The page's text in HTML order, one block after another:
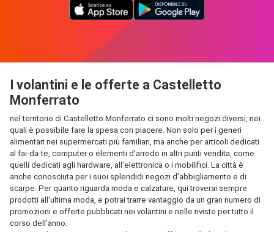
I volantini e le offerte a Castelletto
Monferrato
nel territorio di Castelletto Monferrato ci sono molti negozi diversi, nei
quali è possibile fare la spesa con piacere. Non solo per i generi
alimentari nei supermercati più familiari, ma anche per articoli dedicati
al fai-da-te, computer o elementi d'arredo in altri punti vendita, come
quelli dedicati agli hardware, all'elettronica o i mobilifici. La città è
anche conosciuta per i suoi splendidi negozi d'abbigliamento e di
scarpe. Per quanto riguarda moda e calzature, qui troverai sempre
prodotti all'ultima moda, e potrai trarre vantaggio da un gran numero di
promozioni e offerte pubblicati nei volantini e nelle riviste per tutto il
corso dell'anno.